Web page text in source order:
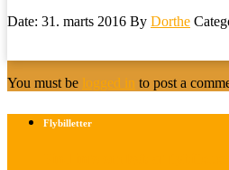
Date: 31. marts 2016 By Dorthe
You must be logged in to post a
Flybilletter